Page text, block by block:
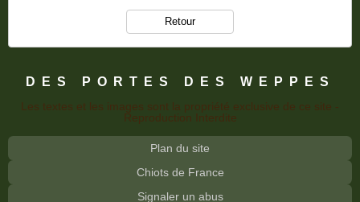
Retour
DES PORTES DES WEPPES
Reproduction Interdite
Plan du site
Chiots de France
Signaler un abus